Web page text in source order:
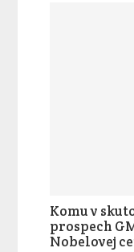
Komu v
prospech
Nobelovej